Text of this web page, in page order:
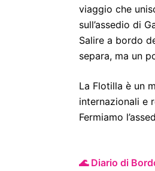
viaggio che
sull’assedio di
Salire a bordo
separa, ma un
La Flotilla è un
internazionali e
Fermiamo
🌊 Diario di